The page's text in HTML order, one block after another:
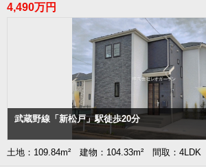
4,490万円
武蔵野線「新松戸」駅徒歩20分
土地：109.84m² 建物：104.33m² 間取：4LDK